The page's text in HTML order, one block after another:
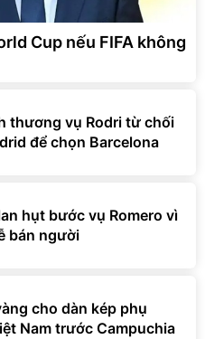
Cup nếu FIFA không
thương vụ Rodri từ chối
để chọn Barcelona
hụt bước vụ Romero vì
bán người
cho dàn kép phụ
Nam trước Campuchia